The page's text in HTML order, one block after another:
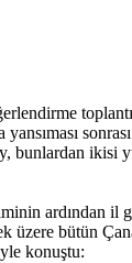
bunlardan
ardından il
bütün
konuştu: